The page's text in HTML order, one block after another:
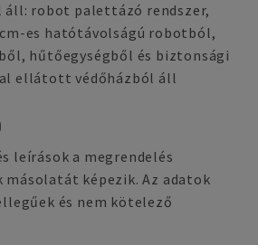
áll: robot palettázó rendszer,
cm-es hatótávolságú robotból,
hűtőegységből és biztonsági
ellátott védőházból áll
leírások a megrendelés
másolatát képezik. Az adatok
és nem kötelező